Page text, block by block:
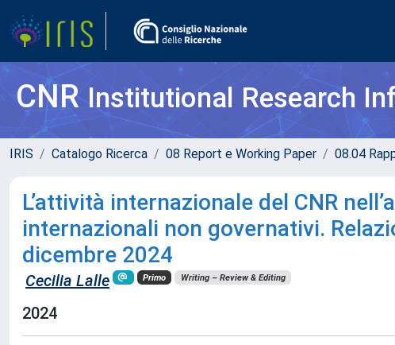
CNRInstitutional Research
IRIS Catalogo Ricerca 08 Report e Working Paper 08.04
L’attività internazionale del CNR
internazionali non governativi.
dicembre 2024
Cecilia Lalle Primo Writing – Review & Editing
2024